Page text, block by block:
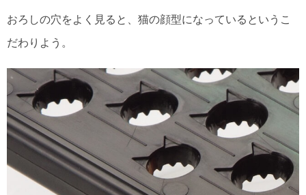
おろしの穴をよく見ると、猫の顔型になっているというこ
だわりよう。